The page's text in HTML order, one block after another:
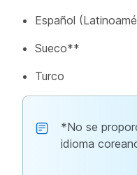
Español
Sueco**
Turco
*No se
idioma